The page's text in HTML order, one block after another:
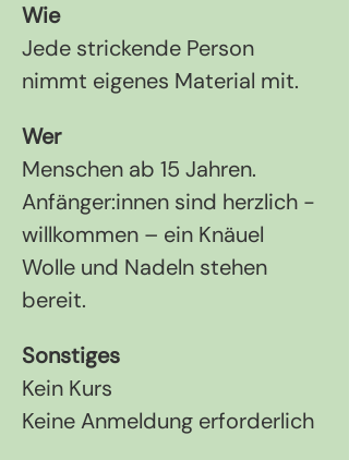
Wie
Jede strickende Person
nimmt eigenes Material mit.
Wer
Menschen ab 15 Jahren.
Anfänger:innen sind herzlich ­
willkommen – ein Knäuel
Wolle und Nadeln stehen
bereit.
Sonstiges
Kein Kurs
Keine Anmeldung erforderlich